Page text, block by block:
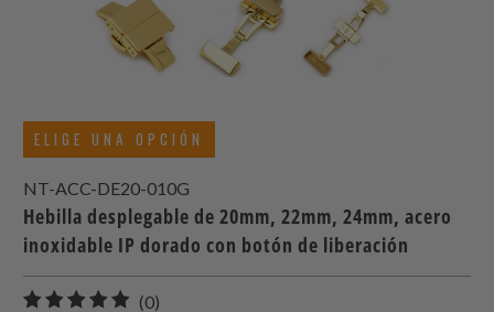
ELIGE UNA OPCIÓN
NT-ACC-DE20-010G
Hebilla desplegable de 20mm, 22mm, 24mm, acero
inoxidable IP dorado con botón de liberación
(0)